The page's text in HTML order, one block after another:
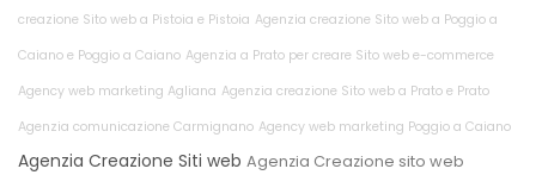
creazione Sito web a Pistoia e Pistoia Agenzia creazione Sito web a Poggio a
Caiano e Poggio a Caiano Agenzia a Prato per creare Sito web e-commerce
Agency web marketing Agliana Agenzia creazione Sito web a Prato e Prato
Agenzia comunicazione Carmignano Agency web marketing Poggio a Caiano
Agenzia Creazione Siti web Agenzia Creazione sito web